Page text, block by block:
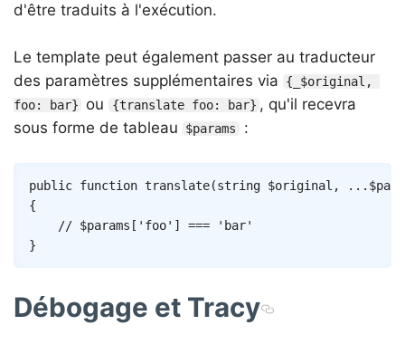
d'être traduits à l'exécution.
Le template peut également passer au traducteur
des paramètres supplémentaires via
{_$original,
foo: bar}
ou {translate foo: bar} , qu'il recevra
sous forme de tableau
$params :
public function translate(string $original , ...
{
// $params['foo'] === 'bar'
}
Débogage et Tracy